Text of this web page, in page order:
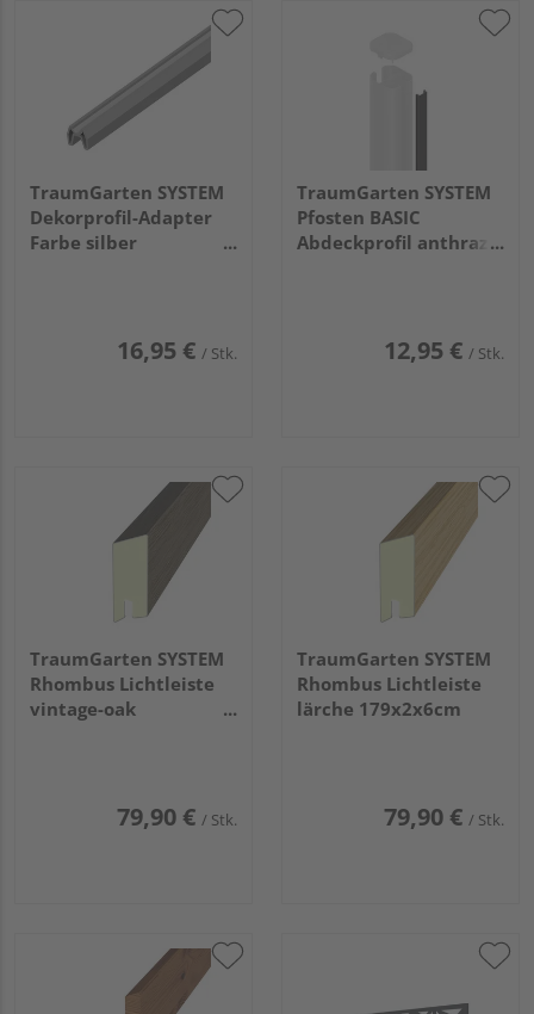
TraumGarten SYSTEM
Dekorprofil-Adapter
Farbe silber
16,95 € / Stk.
TraumGarten SYSTEM
Pfosten BASIC
Abdeckprofil anthrazit
12,95 € / Stk.
TraumGarten SYSTEM
Rhombus Lichtleiste
vintage-oak
79,90 € / Stk.
TraumGarten SYSTEM
Rhombus Lichtleiste
lärche 179x2x6cm
79,90 € / Stk.